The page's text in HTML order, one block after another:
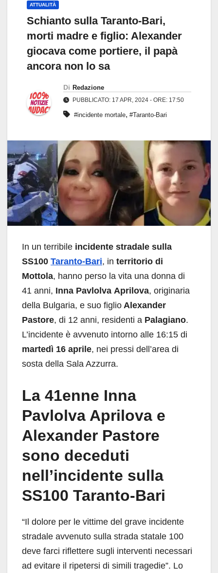
ATTUALITÀ
Schianto sulla Taranto-Bari,
morti madre e figlio: Alexander
giocava come portiere, il papà
ancora non lo sa
Di Redazione
PUBBLICATO: 17 APR, 2024 - ORE: 17:50
#incidente mortale, #Taranto-Bari
In un terribile incidente stradale sulla
SS100 Taranto-Bari, in territorio di
Mottola, hanno perso la vita una donna di
41 anni, Inna Pavlolva Aprilova, originaria
della Bulgaria, e suo figlio Alexander
Pastore, di 12 anni, residenti a Palagiano.
L’incidente è avvenuto intorno alle 16:15 di
martedì 16 aprile, nei pressi dell’area di
sosta della Sala Azzurra.
La 41enne Inna
Pavlolva Aprilova e
Alexander Pastore
sono deceduti
nell’incidente sulla
SS100 Taranto-Bari
“Il dolore per le vittime del grave incidente
stradale avvenuto sulla strada statale 100
deve farci riflettere sugli interventi necessari
ad evitare il ripetersi di simili tragedie”. Lo